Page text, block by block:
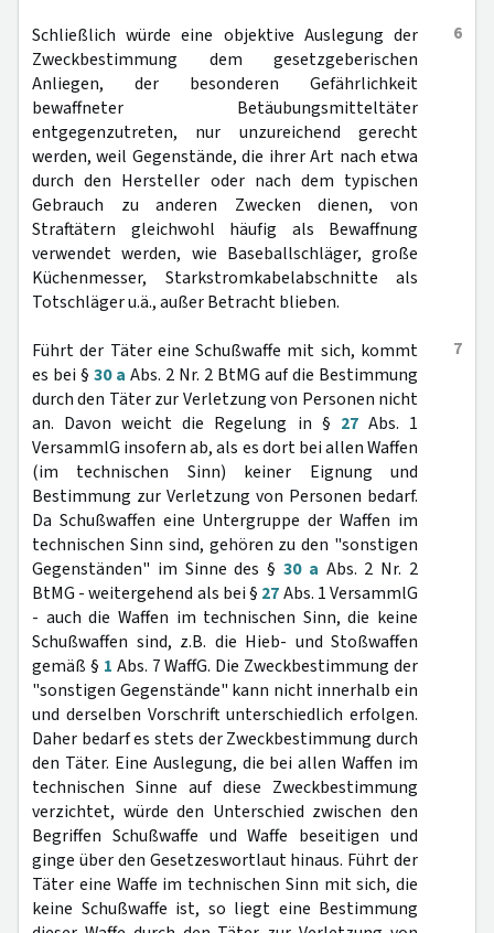
6
Schließlich würde eine objektive Auslegung der
Zweckbestimmung dem gesetzgeberischen
Anliegen, der besonderen Gefährlichkeit
bewaffneter Betäubungsmitteltäter
entgegenzutreten, nur unzureichend gerecht
werden, weil Gegenstände, die ihrer Art nach etwa
durch den Hersteller oder nach dem typischen
Gebrauch zu anderen Zwecken dienen, von
Straftätern gleichwohl häufig als Bewaffnung
verwendet werden, wie Baseballschläger, große
Küchenmesser, Starkstromkabelabschnitte als
Totschläger u.ä., außer Betracht blieben.
7
Führt der Täter eine Schußwaffe mit sich, kommt
es bei § 30 a Abs. 2 Nr. 2 BtMG auf die Bestimmung
durch den Täter zur Verletzung von Personen nicht
an. Davon weicht die Regelung in § 27Abs. 1
VersammlG insofern ab, als es dort bei allen Waffen
(im technischen Sinn) keiner Eignung und
Bestimmung zur Verletzung von Personen bedarf.
Da Schußwaffen eine Untergruppe der Waffen im
technischen Sinn sind, gehören zu den "sonstigen
Gegenständen" im Sinne des § 30 a Abs. 2 Nr. 2
BtMG - weitergehend als bei § 27Abs. 1 VersammlG
- auch die Waffen im technischen Sinn, die keine
Schußwaffen sind, z.B. die Hieb- und Stoßwaffen
gemäß § 1 Abs. 7 WaffG. Die Zweckbestimmung der
"sonstigen Gegenstände" kann nicht innerhalb ein
und derselben Vorschrift unterschiedlich erfolgen.
Daher bedarf es stets der Zweckbestimmung durch
den Täter. Eine Auslegung, die bei allen Waffen im
technischen Sinne auf diese Zweckbestimmung
verzichtet, würde den Unterschied zwischen den
Begriffen Schußwaffe und Waffe beseitigen und
ginge über den Gesetzeswortlaut hinaus. Führt der
Täter eine Waffe im technischen Sinn mit sich, die
keine Schußwaffe ist, so liegt eine Bestimmung